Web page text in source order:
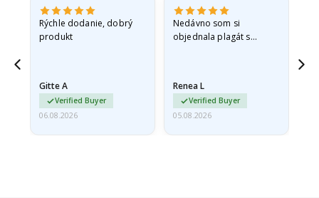
Rýchle dodanie, dobrý
produkt
Gitte A
Verified Buyer
06.08.2026
Nedávno som si
objednala plagát s
poškodený. Problém
som…
Renea L
Verified Buyer
05.08.2026